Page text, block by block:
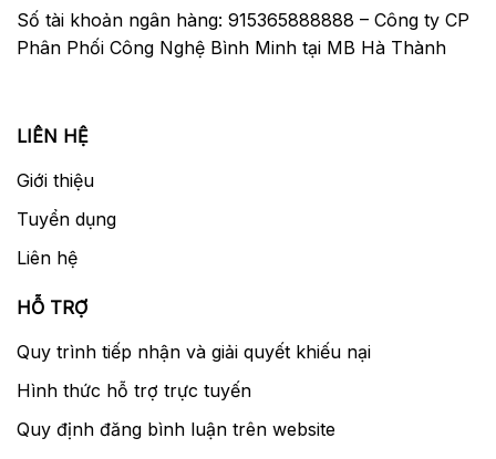
Số tài khoản ngân hàng: 915365888888 – Công ty CP
Phân Phối Công Nghệ Bình Minh tại MB Hà Thành
LIÊN HỆ
Giới thiệu
Tuyển dụng
Liên hệ
HỖ TRỢ
Quy trình tiếp nhận và giải quyết khiếu nại
Hình thức hỗ trợ trực tuyến
Quy định đăng bình luận trên website